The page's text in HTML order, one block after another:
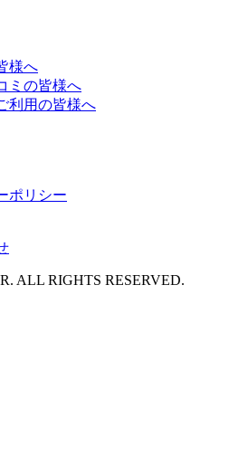
様へ
ミの皆様へ
利用の皆様へ
ポリシー
ALL RIGHTS RESERVED.